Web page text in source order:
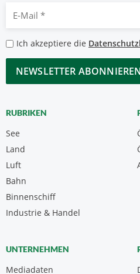
Mail
*
Datenschutzbestimmungen
*
Ich akzeptiere die
CAPTCHA
RUBRIKEN
See
Land
Luft
Bahn
Binnenschiff
Industrie & Handel
UNTERNEHMEN
Mediadaten